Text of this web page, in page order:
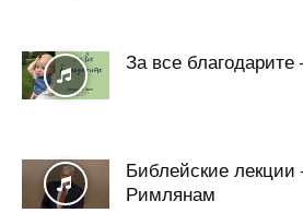
За все
Библейские лекции
Римлянам